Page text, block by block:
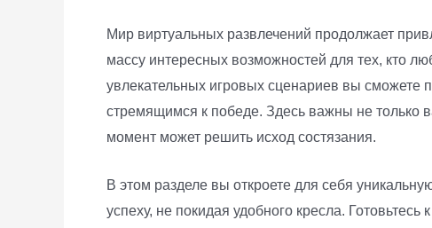
Мир виртуальных развлечений продолжает
массу интересных возможностей для тех, кто
увлекательных игровых сценариев вы сможете
стремящимся к победе. Здесь важны не только
момент может решить исход состязания.
В этом разделе вы откроете для себя
успеху, не покидая удобного кресла.